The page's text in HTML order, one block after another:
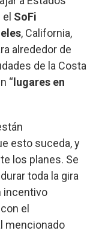
SoFi
, California,
alrededor de
de la Costa
“ lugares en
esto suceda, y
los planes. Se
toda la gira
incentivo
el
mencionado